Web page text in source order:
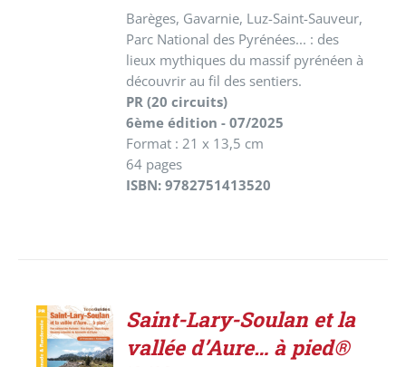
Barèges, Gavarnie, Luz-Saint-Sauveur,
Parc National des Pyrénées... : des
lieux mythiques du massif pyrénéen à
découvrir au fil des sentiers.
PR (20 circuits)
6ème édition - 07/2025
Format : 21 x 13,5 cm
64 pages
ISBN: 9782751413520
ACHETER
LE
Saint-Lary-Soulan et la
vallée d’Aure… à pied®